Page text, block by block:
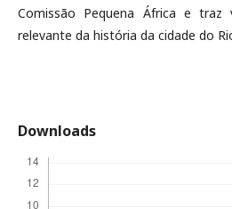
Comissão Pequena África e traz
relevante da história da cidade do
Downloads